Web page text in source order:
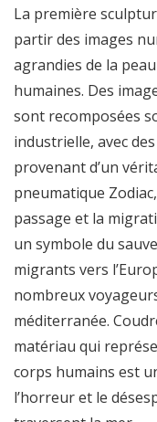
La première
partir des images
agrandies de la
humaines. Des
sont recomposées
industrielle, avec
provenant d’un
pneumatique
passage et la
un symbole du
migrants vers
nombreux
méditerranée.
matériau qui
corps humains est
l’horreur et le